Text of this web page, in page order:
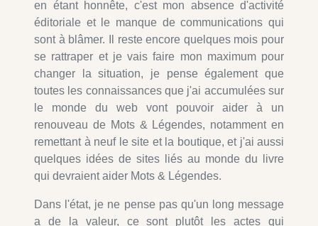
en étant honnête, c'est mon absence d'activité
éditoriale et le manque de communications qui
sont à blâmer. Il reste encore quelques mois pour
se rattraper et je vais faire mon maximum pour
changer la situation, je pense également que
toutes les connaissances que j'ai accumulées sur
le monde du web vont pouvoir aider à un
renouveau de Mots & Légendes, notamment en
remettant à neuf le site et la boutique, et j'ai aussi
quelques idées de sites liés au monde du livre
qui devraient aider Mots & Légendes.
Dans l'état, je ne pense pas qu'un long message
a de la valeur, ce sont plutôt les actes qui